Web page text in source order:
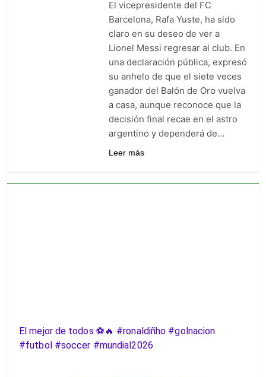
goleó 7-0 a Boyacá Chicó y es
líder de la Liga BetPlay
5 Días Ago
Vuelve la Premier League:
arranca el 21 de agosto con el
Arsenal campeón abriendo
ante el Coventry
5 Días Ago
Escándalo en Montería: el
debut de Nacional se suspendió
por disturbios cuando ganaba
3-0 a Jaguares
El vicepresidente del FC
Barcelona, Rafa Yuste, ha sido
claro en su deseo de ver a
Lionel Messi regresar al club. En
una declaración pública, expresó
su anhelo de que el siete veces
ganador del Balón de Oro vuelva
a casa, aunque reconoce que la
decisión final recae en el astro
argentino y dependerá de…
Leer más
El mejor de todos ⚽️🔥 #ronaldiñho #golnacion
#futbol #soccer #mundial2026